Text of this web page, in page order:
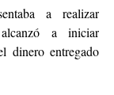
a realizar
a iniciar
dinero entregado